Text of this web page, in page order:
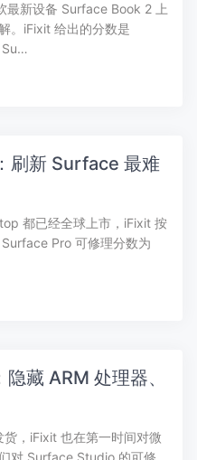
最新设备 Surface Book 2 上
。iFixit 给出的分数是
Su…
刷新 Surface 最难
都已经全球上市，iFixit 按
Pro 可修理分数为
藏 ARM 处理器、
，iFixit 也在第一时间对微